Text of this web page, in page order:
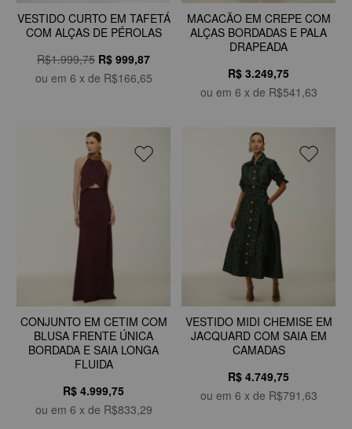
VESTIDO CURTO EM TAFETÁ
COM ALÇAS DE PÉROLAS
R$1.999,75 R$ 999,87
ou em 6 x de R$166,65
MACACÃO EM CREPE COM
ALÇAS BORDADAS E PALA
DRAPEADA
R$ 3.249,75
ou em 6 x de R$541,63
CONJUNTO EM CETIM COM
BLUSA FRENTE ÚNICA
BORDADA E SAIA LONGA
FLUIDA
R$ 4.999,75
ou em 6 x de R$833,29
VESTIDO MIDI CHEMISE EM
JACQUARD COM SAIA EM
CAMADAS
R$ 4.749,75
ou em 6 x de R$791,63